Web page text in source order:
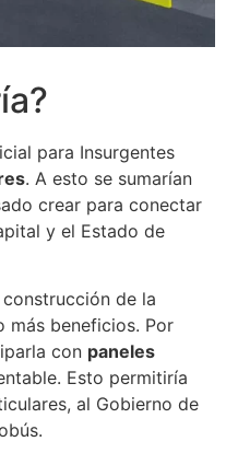
para Insurgentes
. A esto se sumarían
crear para conectar
y el Estado de
de la
más beneficios. Por
con paneles
Esto permitiría
al Gobierno de